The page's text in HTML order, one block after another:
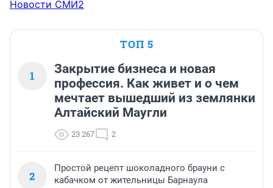
Новости СМИ2
ТОП 5
1
Закрытие бизнеса и новая
профессия. Как живет и о чем
мечтает вышедший из землянки
Алтайский Маугли
23 267 2
2
Простой рецепт шоколадного брауни с
кабачком от жительницы Барнаула